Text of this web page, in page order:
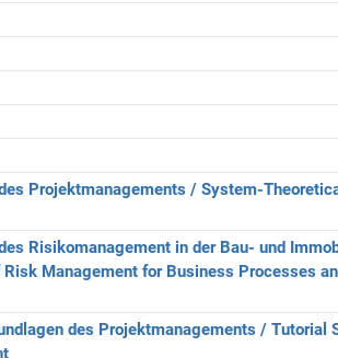
Projektmanagements / System-
Risikomanagement in der Bau- und
Management for Business Processes
des Projektmanagements / Tutorial